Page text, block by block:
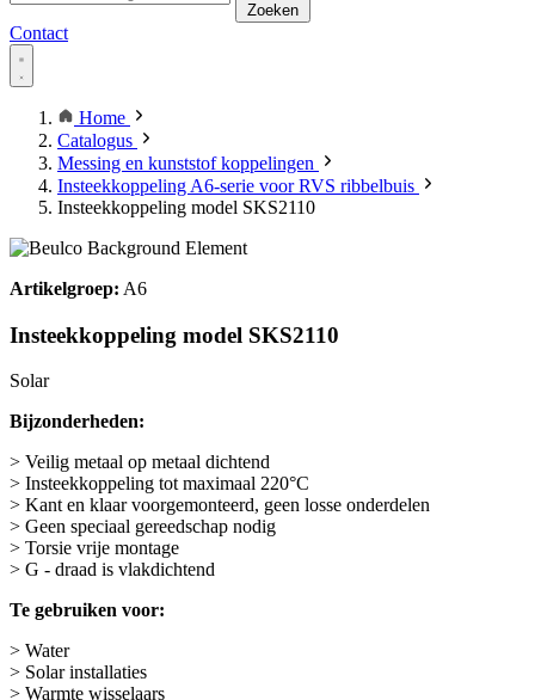
Zoeken
Contact
Home
Catalogus
Messing en kunststof koppelingen
Insteekkoppeling A6-serie voor RVS ribbelbuis
Insteekkoppeling model SKS2110
Artikelgroep: A6
Insteekkoppeling model SKS2110
Solar
Bijzonderheden:
> Veilig metaal op metaal dichtend
> Insteekkoppeling tot maximaal 220°C
> Kant en klaar voorgemonteerd, geen losse onderdelen
> Geen speciaal gereedschap nodig
> Torsie vrije montage
> G - draad is vlakdichtend
Te gebruiken voor:
> Water
> Solar installaties
> Warmte wisselaars